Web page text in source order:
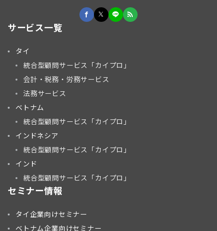
サービス一覧
タイ
統合型顧問サービス「カイプロ」
会計・税務・労務サービス
法務サービス
ベトナム
統合型顧問サービス「カイプロ」
インドネシア
統合型顧問サービス「カイプロ」
インド
統合型顧問サービス「カイプロ」
セミナー情報
タイ企業向けセミナー
ベトナム企業向けセミナー